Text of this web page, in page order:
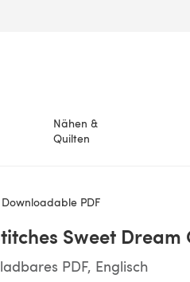
Nähen &
Quilten
PDF
Sweet
PDF, Englisch